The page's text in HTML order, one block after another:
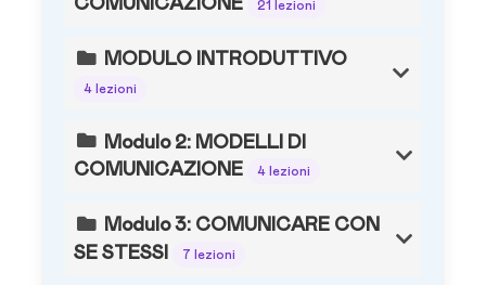
COMUNICAZIONE
21 lezioni
MODULO INTRODUTTIVO
4 lezioni
Modulo 2: MODELLI DI
COMUNICAZIONE
4 lezioni
Modulo 3: COMUNICARE CON
SE STESSI
7 lezioni